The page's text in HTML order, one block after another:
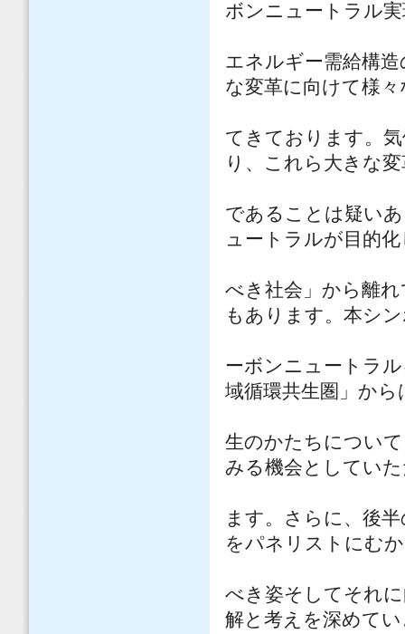
ボンニュートラル
エネルギー需給構
な変革に向けて様
てきております。
り、これら大きな
であることは疑い
ュートラルが目的
べき社会」から離
もあります。本シ
ーボンニュートラ
域循環共生圏」か
生のかたちについ
みる機会としてい
ます。さらに、後
をパネリストにむ
べき姿そしてそれ
解と考えを深めて